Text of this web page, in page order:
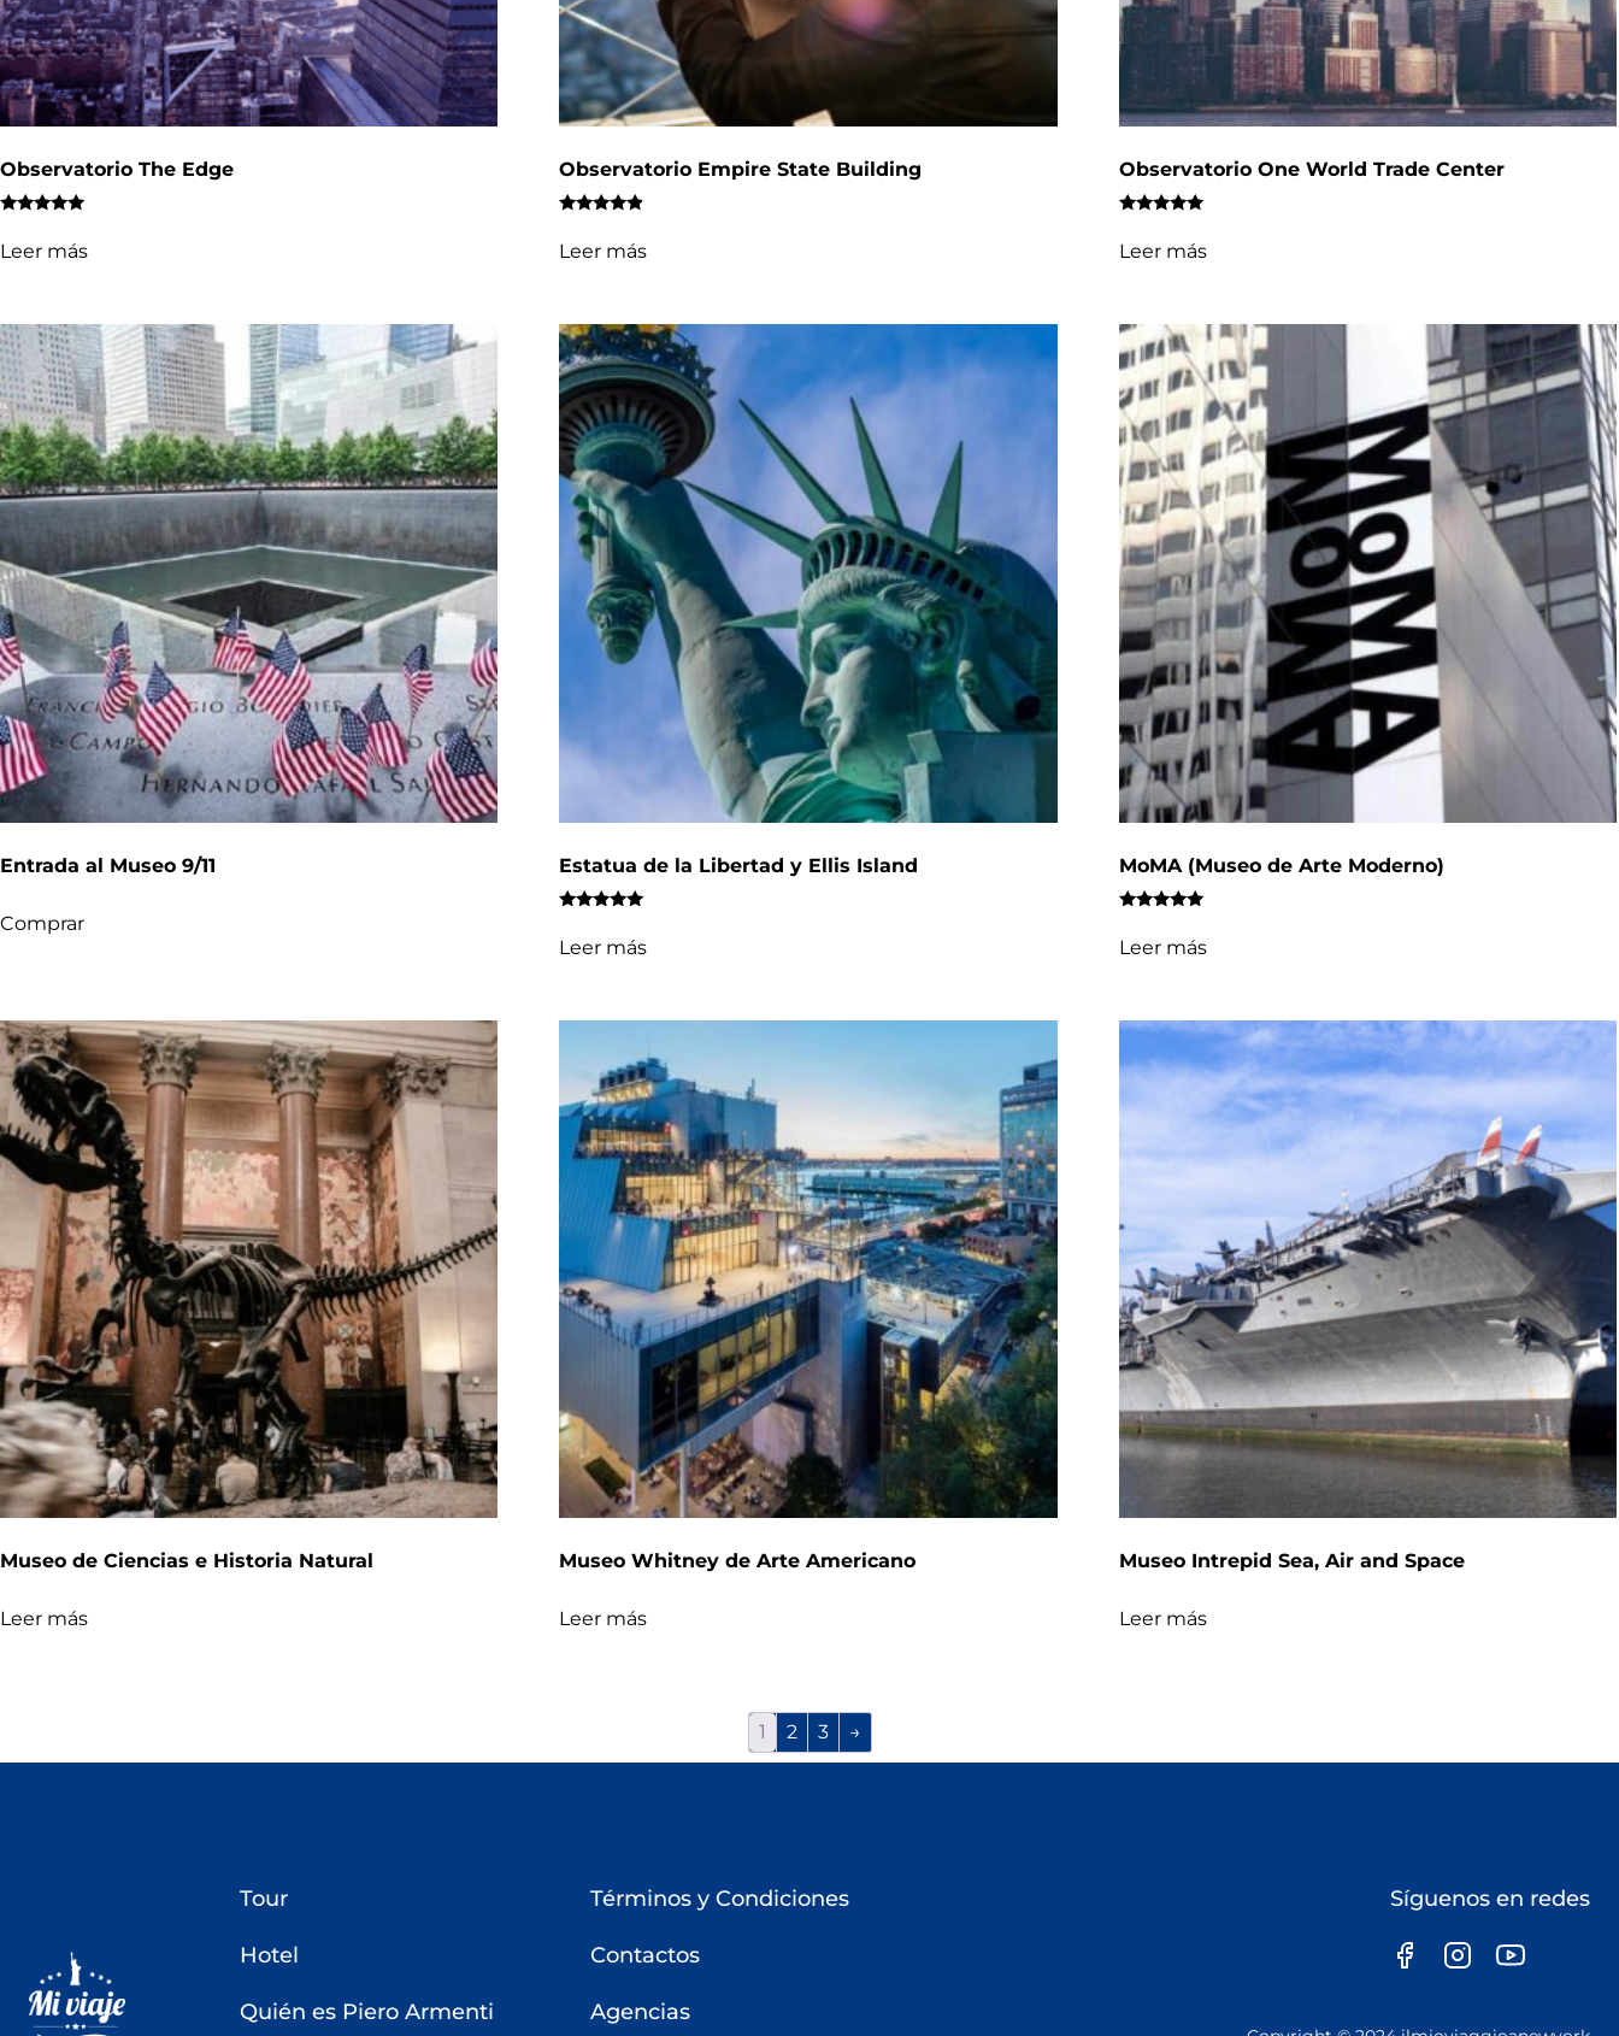
Observatorio The Edge
con
4.74
Leer más
Observatorio Empire State Building
con
4.67
Leer más
Observatorio One World Trade Center
con
4.78
Leer más
Entrada al Museo 9/11
Comprar
Estatua de la Libertad y Ellis Island
con
4.91
Leer más
MoMA (Museo de Arte Moderno)
con
5.00
Leer más
Museo de Ciencias e Historia Natural
Leer más
Museo Whitney de Arte Americano
Leer más
Museo Intrepid Sea, Air and Space
Leer más
1 2 3 →
Tour
Hotel
Quién es Piero Armenti
Términos y Condiciones
Contactos
Agencias
Síguenos en redes